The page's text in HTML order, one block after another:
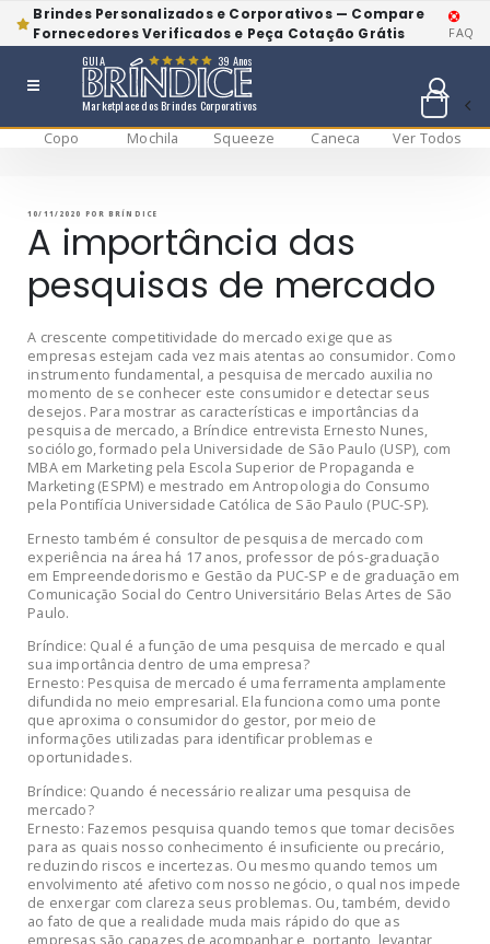
Brindes Personalizados e Corporativos — Compare
Fornecedores Verificados e Peça Cotação Grátis
FAQ
Marketplace dos Brindes Corporativos
GUIA 39 Anos
Copo Mochila Squeeze Caneca
Ver Todos
conteúdo
PUBLICADO
10/11/2020 PORBRÍNDICE
A importância das
pesquisas de mercado
A crescente competitividade do mercado exige que as
empresas estejam cada vez mais atentas ao consumidor. Como
instrumento fundamental, a pesquisa de mercado auxilia no
momento de se conhecer este consumidor e detectar seus
desejos. Para mostrar as características e importâncias da
pesquisa de mercado, a Bríndice entrevista Ernesto Nunes,
sociólogo, formado pela Universidade de São Paulo (USP), com
MBA em Marketing pela Escola Superior de Propaganda e
Marketing (ESPM) e mestrado em Antropologia do Consumo
pela Pontifícia Universidade Católica de São Paulo (PUC-SP).
Ernesto também é consultor de pesquisa de mercado com
experiência na área há 17 anos, professor de pós-graduação
em Empreendedorismo e Gestão da PUC-SP e de graduação em
Comunicação Social do Centro Universitário Belas Artes de São
Paulo.
Bríndice: Qual é a função de uma pesquisa de mercado e qual
sua importância dentro de uma empresa?
Ernesto: Pesquisa de mercado é uma ferramenta amplamente
difundida no meio empresarial. Ela funciona como uma ponte
que aproxima o consumidor do gestor, por meio de
informações utilizadas para identificar problemas e
oportunidades.
Bríndice: Quando é necessário realizar uma pesquisa de
mercado?
Ernesto: Fazemos pesquisa quando temos que tomar decisões
para as quais nosso conhecimento é insuficiente ou precário,
reduzindo riscos e incertezas. Ou mesmo quando temos um
envolvimento até afetivo com nosso negócio, o qual nos impede
de enxergar com clareza seus problemas. Ou, também, devido
ao fato de que a realidade muda mais rápido do que as
empresas são capazes de acompanhar e, portanto, levantar